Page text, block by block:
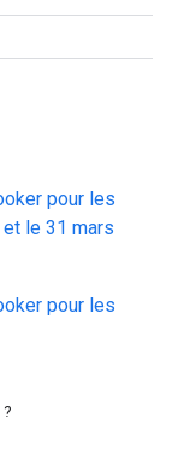
pour les
le 31 mars
pour les